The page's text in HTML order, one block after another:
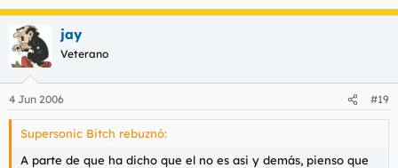
jay
Veterano
4 Jun 2006 #19
Supersonic Bitch rebuznó:
A parte de que ha dicho que el no es asi y demás, pienso que